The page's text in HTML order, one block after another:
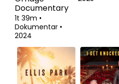
Documentary
1t 39m •
Dokumentar •
2024